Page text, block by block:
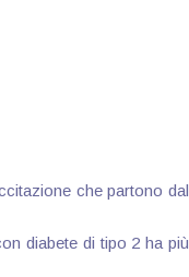
che partono dal
diabete di tipo 2 ha più